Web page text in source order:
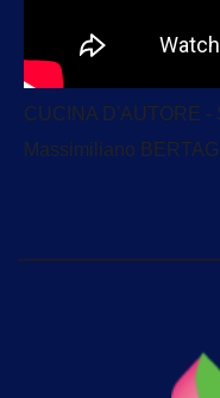
CUCINA D'AUTORE -
Massimiliano